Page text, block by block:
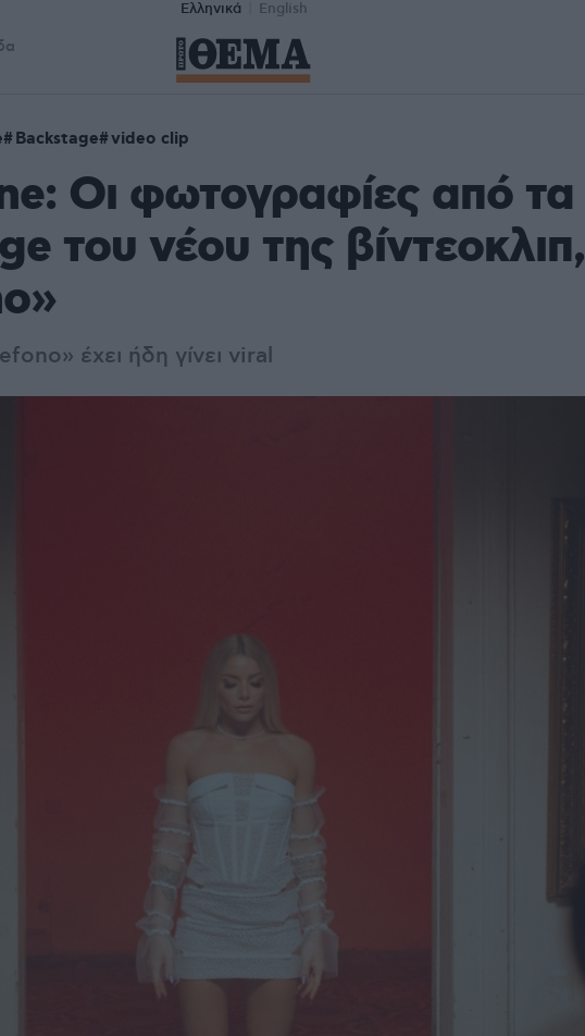
Ελληνικά English
Backstage video clip
Οι φωτογραφίες από τα
του νέου της βίντεοκλιπ,
έχει ήδη γίνει viral